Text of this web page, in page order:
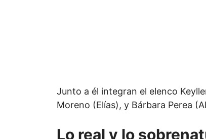
Junto a él integran el elenco
Moreno (Elías), y Bárbara Perea
Lo real y lo